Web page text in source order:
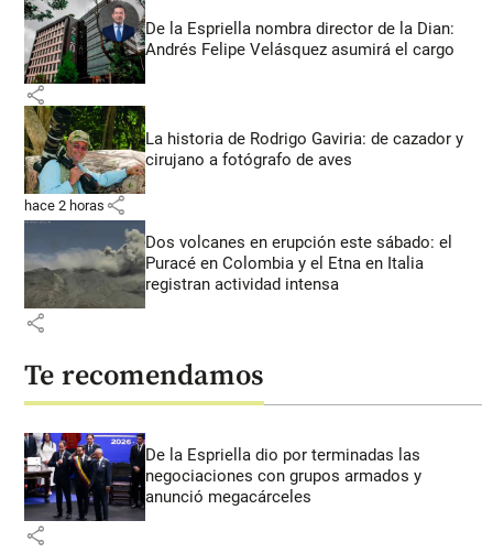
De la Espriella nombra director de la Dian:
Andrés Felipe Velásquez asumirá el cargo
share
La historia de Rodrigo Gaviria: de cazador y
cirujano a fotógrafo de aves
hace 2 horas share
Dos volcanes en erupción este sábado: el
Puracé en Colombia y el Etna en Italia
registran actividad intensa
share
Te recomendamos
De la Espriella dio por terminadas las
negociaciones con grupos armados y
anunció megacárceles
share